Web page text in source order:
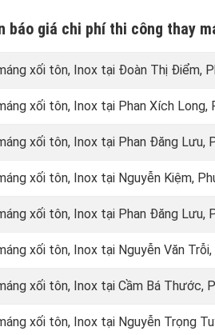
báo giá chi phí thi công thay
xối tôn, Inox tại Đoàn Thị Điểm,
xối tôn, Inox tại Phan Xích Long,
xối tôn, Inox tại Phan Đăng Lưu,
xối tôn, Inox tại Nguyễn Kiệm,
xối tôn, Inox tại Phan Đăng Lưu,
xối tôn, Inox tại Nguyễn Văn
xối tôn, Inox tại Cầm Bá Thước,
xối tôn, Inox tại Nguyễn Trọng